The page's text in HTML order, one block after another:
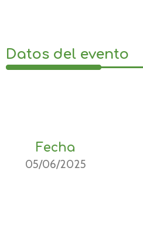
Datos del evento
Fecha
05/06/2025